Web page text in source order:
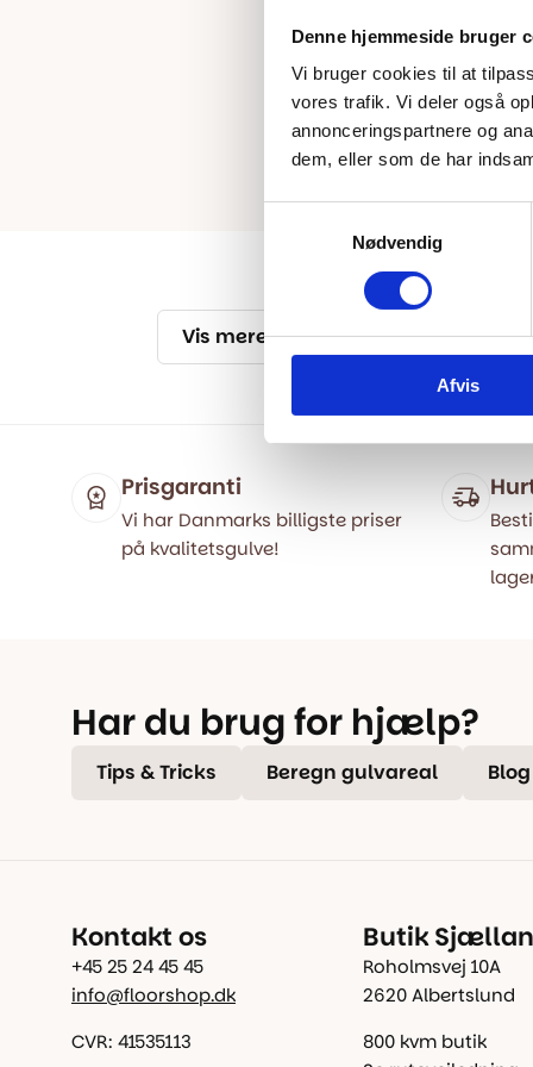
Denne hjemmeside bruger
Vi bruger cookies til at
vores trafik. Vi deler også
annonceringspartnere og
dem, eller som de har
Nødvendig
Afvis
Vis mere
Prisgaranti
Vi har Danmarks billigste priser
på kvalitetsgulve!
Har du brug for hjælp?
Tips & Tricks Beregn gulvareal Blog
Kontakt os
+45 25 24 45 45
info@floorshop.dk
CVR: 41535113
Butik
Roholmsvej 10A
2620 Albertslund
800 kvm butik